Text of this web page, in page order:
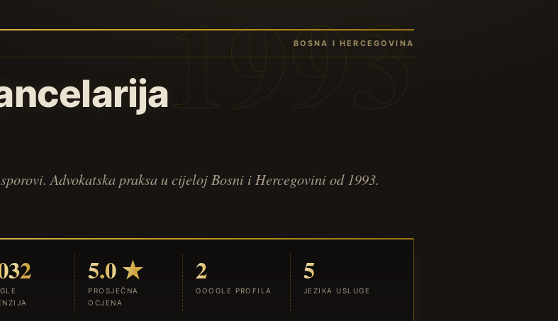
BOSNA I HERCEGOVINA
Advokatska praksa u cijeloj Bosni i Hercegovini od 1993.
5.0 ★
PROSJEČNA
OCJENA
2
GOOGLE PROFILA
5
JEZIKA USLUGE